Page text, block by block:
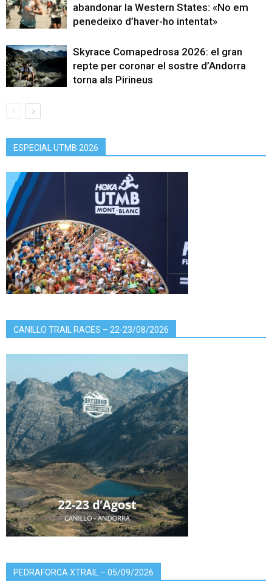
abandonar la Western States: «No em
penedeixo d’haver-ho intentat»
Skyrace Comapedrosa 2026: el gran
repte per coronar el sostre d’Andorra
torna als Pirineus
ESPECIAL UTMB 2026
CANILLO TRAIL RACES – 22-23/08/2026
PEDRAFORCA XTRAIL – 05/09/2026